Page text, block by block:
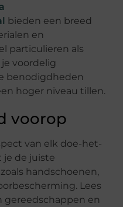
bieden een breed
en
particulieren als
voordelig
benodigdheden
hoger niveau tillen.
voorop
van elk doe-het-
je de juiste
handschoenen,
Lees
gereedschappen en